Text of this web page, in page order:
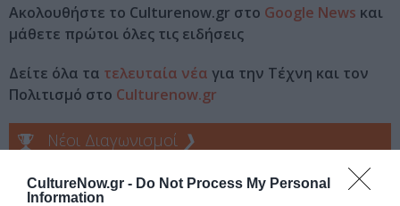
CultureNow.gr - Do Not Process My Personal
Information
Ακολουθήστε το Culturenow.gr στο Google News και
μάθετε πρώτοι όλες τις ειδήσεις
Δείτε όλα τα τελευταία νέα για την Τέχνη και τον
Πολιτισμό στο Culturenow.gr
Νέοι Διαγωνισμοί ❯
Tags